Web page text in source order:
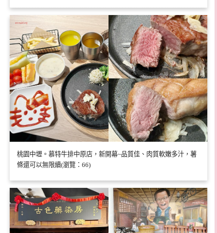
桃園中壢。慕特牛排中原店，新開幕~品質佳、肉質軟嫩多汁，薯
條還可以無限續(瀏覽：66)